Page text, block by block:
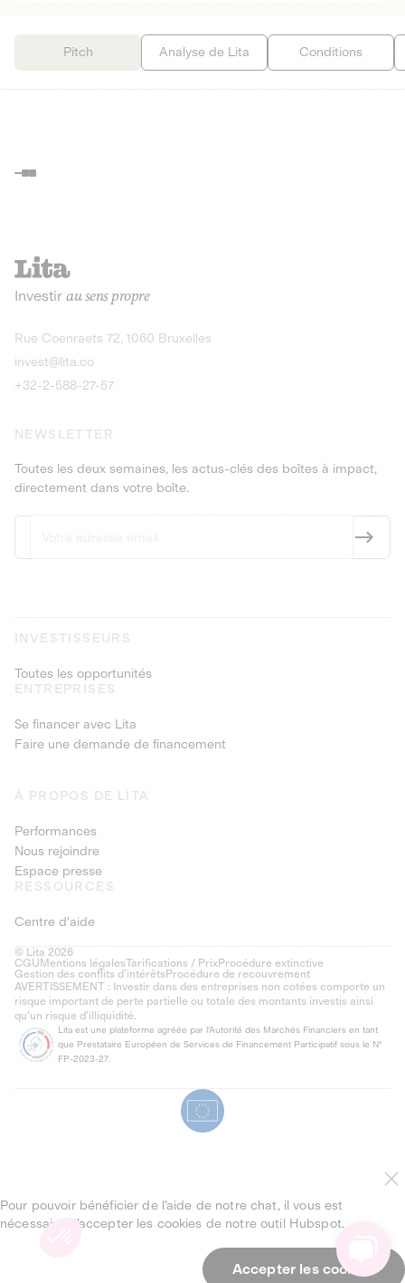
Pitch Analyse de Lita Conditions
Investir au sens propre
Rue Coenraets 72, 1060 Bruxelles
invest@lita.co
+32-2-588-27-57
NEWSLETTER
Toutes les deux semaines, les actus-clés des boîtes à impact,
directement dans votre boîte.
INVESTISSEURS
Toutes les opportunités
ENTREPRISES
Se financer avec Lita
Faire une demande de financement
À PROPOS DE LITA
Performances
Nous rejoindre
Espace presse
RESSOURCES
Centre d'aide
© Lita 2026
CGUMentions légalesTarifications / PrixProcédure extinctive
Gestion des conflits d’intérêtsProcédure de recouvrement
AVERTISSEMENT : Investir dans des entreprises non cotées comporte un
risque important de perte partielle ou totale des montants investis ainsi
qu'un risque d'illiquidité.
Lita est une plateforme agréée par l'Autorité des Marchés Financiers en tant
que Prestataire Européen de Services de Financement Participatif sous le N°
FP-2023-27.
Pour pouvoir bénéficier de l’aide de notre chat, il vous est
nécessaire d’accepter les cookies de notre outil Hubspot.
Accepter les cookies